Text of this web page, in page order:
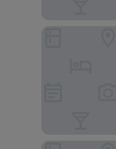
The Square